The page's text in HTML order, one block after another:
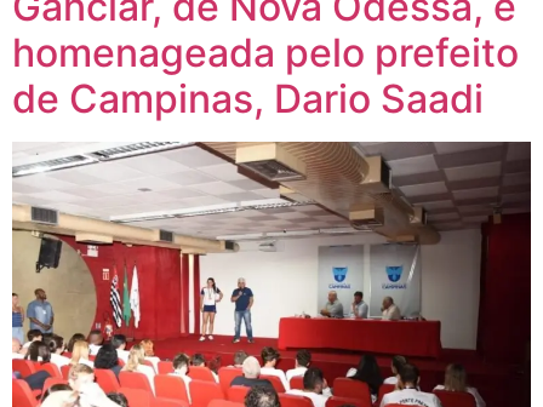
homenageada pelo prefeito
de Campinas, Dario Saadi